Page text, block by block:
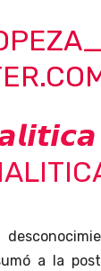
a la